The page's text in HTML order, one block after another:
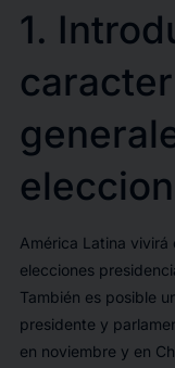
1.
América Latina
elecciones
También es posible
presidente y
en noviembre y en